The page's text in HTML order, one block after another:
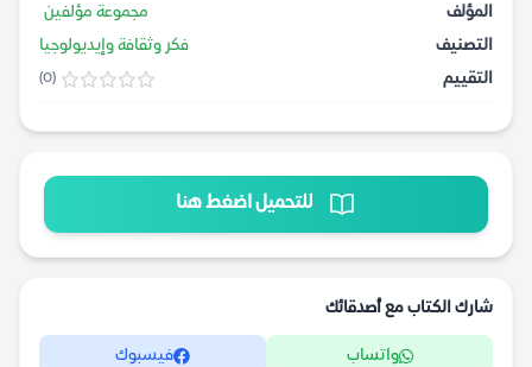
المؤلف
مجموعة مؤلفين
التصنيف
فكر وثقافة وإيديولوجيا
التقييم
(0)
للتحميل اضغط هنا
شارك الكتاب مع أصدقائك
واتساب فيسبوك